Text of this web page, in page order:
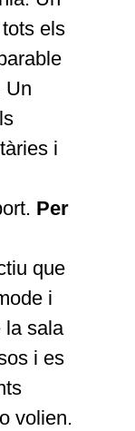
els
Un
i
Per
que
i
la sala
i es
volien.